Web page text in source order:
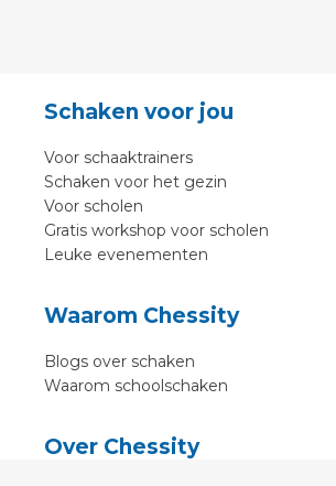
Schaken voor jou
Voor schaaktrainers
Schaken voor het gezin
Voor scholen
Gratis workshop voor scholen
Leuke evenementen
Waarom Chessity
Blogs over schaken
Waarom schoolschaken
Over Chessity